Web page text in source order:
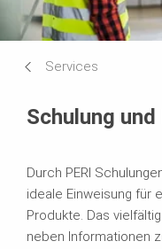
Services
Schulung
Durch PERI
ideale Einweisung für
Produkte. Das
neben Informationen